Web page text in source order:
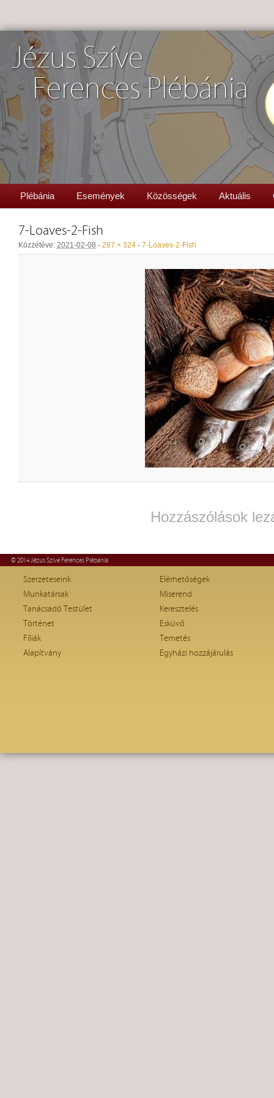
Jézus Szíve
Ferences Plébánia
Plébánia Események Közösségek Aktuális
7-Loaves-2-Fish
Közzétéve: 2021-02-08 - 267 × 324 - 7-Loaves-2-Fish
Hozzászólások
© 2014 Jézus Szíve Ferences Plébánia
Szerzeteseink
Munkatársak
Tanácsadó Testület
Történet
Fíliák
Alapítvány
Elérhetőségek
Miserend
Keresztelés
Esküvő
Temetés
Egyházi hozzájárulás